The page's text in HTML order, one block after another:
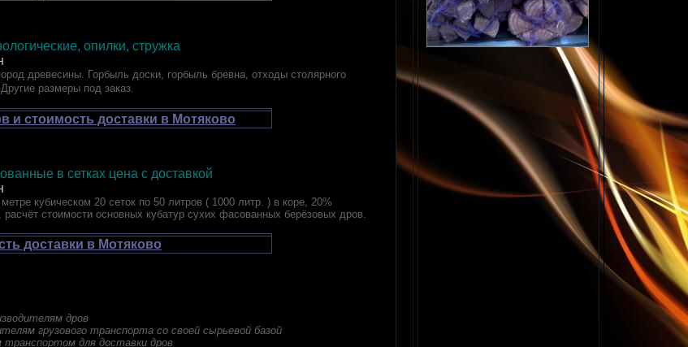
опилки, стружка
древесины. Горбыль доски, горбыль бревна, отходы столярного
Другие размеры под заказ.
и стоимость доставки в Мотяково
в сетках цена с доставкой
кубическом 20 сеток по 50 литров ( 1000 литр. ) в коре, 20%
стоимости основных кубатур сухих фасованных берёзовых дров.
доставки в Мотяково
дров
грузового транспорта со своей сырьевой базой
для доставки дров